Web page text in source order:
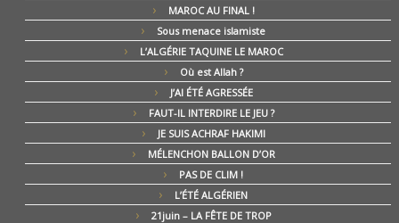
MAROC AU FINAL !
Sous menace islamiste
L’ALGÉRIE TAQUINE LE MAROC
Où est Allah ?
J’AI ÉTÉ AGRESSÉE
FAUT-IL INTERDIRE LE JEU ?
JE SUIS ACHRAF HAKIMI
MÉLENCHON BALLON D’OR
PAS DE CLIM !
L’ÉTÉ ALGÉRIEN
21juin – LA FÊTE DE TROP